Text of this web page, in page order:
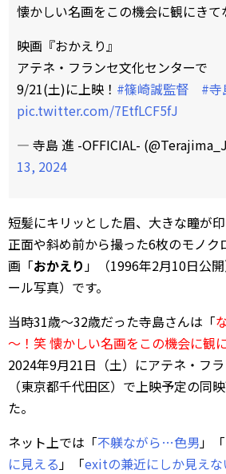
懐かしい名画をこの機会に観にきて
映画『おかえり』
アテネ・フランセ文化センターで
9/21(土)に上映！ #篠崎誠監督
#寺
pic.twitter.com/7EtfLCF5fJ
— 寺島 進 -OFFICIAL-
13, 2024
短髪にキリッとした眉、大きな瞳が印
正面や斜め前から撮った6枚のモノク
画「おかえり 」（1996年2月10日公
ール写真）です。
当時31歳～32歳だった寺島さんは「
～！笑 懐かしい名画をこの機会に観
2024年9月21日（土）にアテネ・フ
（東京都千代田区）で上映予定の同
た。
ネット上では「不躾ながら…色男 」「
に見える 」「exitの兼近にしか見えな